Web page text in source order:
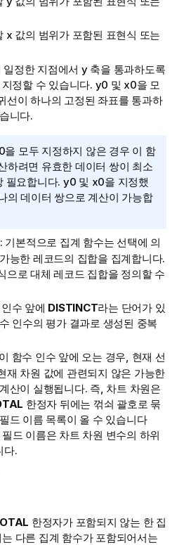
x 값의 범위가 포함된 표현식 또는
일정한 지점에서 y 축을 통과하도록
지정할 수 있습니다. y0 및 x0을 모
선이 하나의 고정된 좌표를 통과하
니다.
을 모두 지정하지 않은 경우 이 함
하려면 유효한 데이터 쌍이 최소
필요합니다. y0 및 x0을 지정했
의 데이터 쌍으로 계산이 가능합
: 기본적으로 집계 함수는 선택에 의
능한 레코드의 집합을 집계합니다.
으로 대체 레코드 집합을 정의할 수
수 앞에 DISTINCT라는 단어가 있
인수의 평가 결과로 생성된 중복
이 함수 인수 앞에 오는 경우, 현재 선
재 차원 값에 관련되지 않은 가능한
산이 실행됩니다. 즉, 차트 차원은
한정자 뒤에는 꺾쇠 괄호로 묶
드 이름 목록이 올 수 있습니다
드 이름은 차트 차원 변수의 하위
다.
한정자가 포함되지 않는 한 집
다른 집계 함수가 포함되어서는